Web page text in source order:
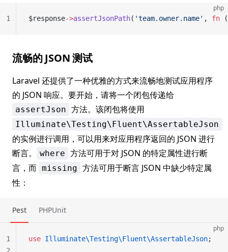
php
$response->assertJsonPath( 'team.owner.name' , fn (
1
流畅的 JSON 测试
Laravel 还提供了一种优雅的方式来流畅地测试应用程序
的 JSON 响应。要开始，请将一个闭包传递给
assertJson 方法。该闭包将使用
Illuminate\Testing\Fluent\AssertableJson
的实例进行调用，可以用来对应用程序返回的 JSON 进行
断言。
where 方法可用于对 JSON 的特定属性进行断
言，而 missing 方法可用于断言 JSON 中缺少特定属
性：
Pest PHPUnit
php
use Illuminate\Testing\Fluent\AssertableJson;
1